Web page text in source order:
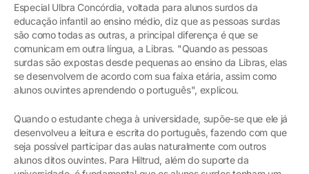
Especial Ulbra Concórdia, voltada para alunos surdos da
educação infantil ao ensino médio, diz que as pessoas surdas
são como todas as outras, a principal diferença é que se
comunicam em outra língua, a Libras. "Quando as pessoas
surdas são expostas desde pequenas ao ensino da Libras, elas
se desenvolvem de acordo com sua faixa etária, assim como
alunos ouvintes aprendendo o português", explicou.
Quando o estudante chega à universidade, supõe-se que ele já
desenvolveu a leitura e escrita do português, fazendo com que
seja possível participar das aulas naturalmente com outros
alunos ditos ouvintes. Para Hiltrud, além do suporte da